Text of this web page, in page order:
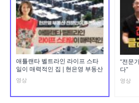
애틀랜타 벨트라인 라이프 스타
일이 매력적인 집 | 현은영 부동산
영상
“전문
다”
영상